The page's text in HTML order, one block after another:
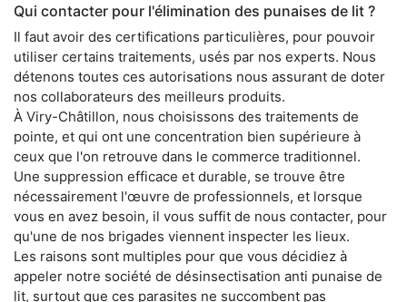
Qui contacter pour l'élimination des punaises de lit ?
Il faut avoir des certifications particulières, pour pouvoir
utiliser certains traitements, usés par nos experts. Nous
détenons toutes ces autorisations nous assurant de doter
nos collaborateurs des meilleurs produits.
À Viry-Châtillon, nous choisissons des traitements de
pointe, et qui ont une concentration bien supérieure à
ceux que l'on retrouve dans le commerce traditionnel.
Une suppression efficace et durable, se trouve être
nécessairement l'œuvre de professionnels, et lorsque
vous en avez besoin, il vous suffit de nous contacter, pour
qu'une de nos brigades viennent inspecter les lieux.
Les raisons sont multiples pour que vous décidiez à
appeler notre société de désinsectisation anti punaise de
lit, surtout que ces parasites ne succombent pas